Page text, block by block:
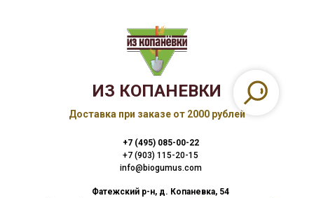
ИЗ КОПАНЕВКИ
Доставка при заказе от 2000 рублей
+7 (495) 085-00-22
+7 (903) 115-20-15
info@biogumus.com
Фатежский р-н, д. Копаневка, 54